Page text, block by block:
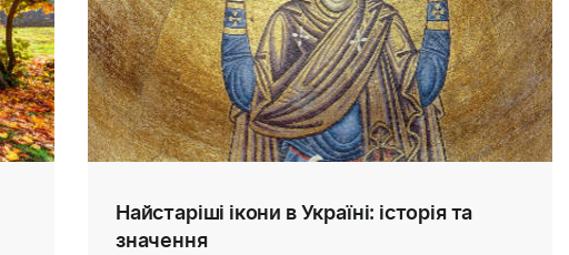
Найстаріші ікони в Україні: історія та
значення